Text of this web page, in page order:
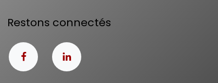
Restons connectés